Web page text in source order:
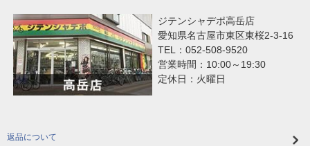
ジテンシャデポ高岳店
愛知県名古屋市東区東桜2-3-16
TEL：052-508-9520
営業時間：10:00～19:30
定休日：火曜日
返品について